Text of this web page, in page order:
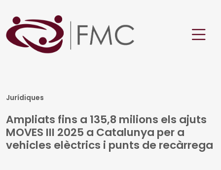
Jurídiques
Ampliats fins a 135,8 milions els ajuts
MOVES III 2025 a Catalunya per a
vehicles elèctrics i punts de recàrrega